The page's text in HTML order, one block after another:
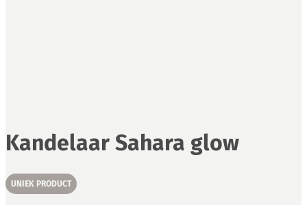
Kandelaar Sahara glow
UNIEK PRODUCT